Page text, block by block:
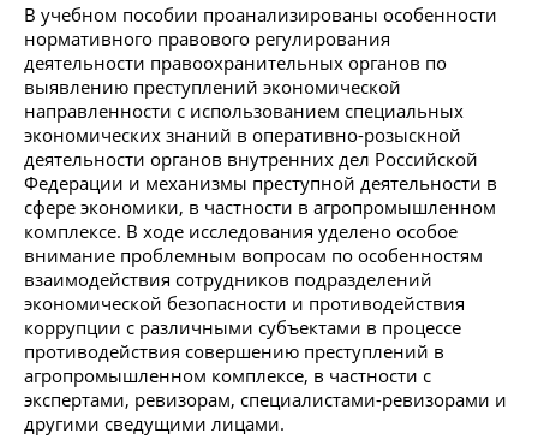
В учебном пособии проанализированы особенности
нормативного правового регулирования
деятельности правоохранительных органов по
выявлению преступлений экономической
направленности с использованием специальных
экономических знаний в оперативно-розыскной
деятельности органов внутренних дел Российской
Федерации и механизмы преступной деятельности в
сфере экономики, в частности в агропромышленном
комплексе. В ходе исследования уделено особое
внимание проблемным вопросам по особенностям
взаимодействия сотрудников подразделений
экономической безопасности и противодействия
коррупции с различными субъектами в процессе
противодействия совершению преступлений в
агропромышленном комплексе, в частности с
экспертами, ревизорам, специалистами-ревизорами и
другими сведущими лицами.